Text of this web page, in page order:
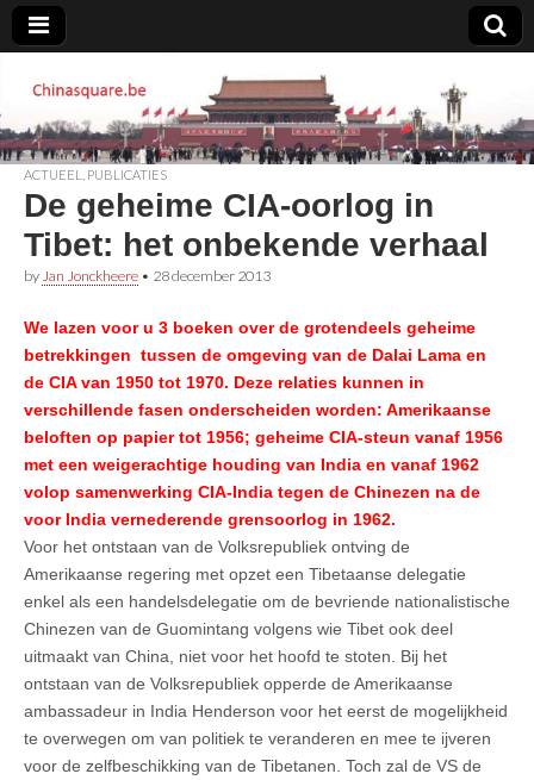
Chinasquare.be
ACTUEEL PUBLICATIES
De geheime CIA-oorlog in
Tibet: het onbekende verhaal
by Jan Jonckheere • 28 december 2013
We lazen voor u 3 boeken over de grotendeels geheime
betrekkingen tussen de omgeving van de Dalai Lama en
de CIA van 1950 tot 1970. Deze relaties kunnen in
verschillende fasen onderscheiden worden: Amerikaanse
beloften op papier tot 1956; geheime CIA-steun vanaf 1956
met een weigerachtige houding van India en vanaf 1962
volop samenwerking CIA-India tegen de Chinezen na de
voor India vernederende grensoorlog in 1962.
Voor het ontstaan van de Volksrepubliek ontving de
Amerikaanse regering met opzet een Tibetaanse delegatie
enkel als een handelsdelegatie om de bevriende nationalistische
Chinezen van de Guomintang volgens wie Tibet ook deel
uitmaakt van China, niet voor het hoofd te stoten. Bij het
ontstaan van de Volksrepubliek opperde de Amerikaanse
ambassadeur in India Henderson voor het eerst de mogelijkheid
te overwegen om van politiek te veranderen en mee te ijveren
voor de zelfbeschikking van de Tibetanen. Toch zal de VS de